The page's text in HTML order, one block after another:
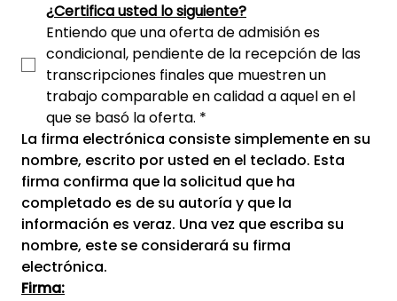
¿Certifica usted lo siguiente?
Entiendo que una oferta de admisión es
condicional, pendiente de la recepción de las
transcripciones finales que muestren un
trabajo comparable en calidad a aquel en el
que se basó la oferta. *
La firma electrónica consiste simplemente en su
nombre, escrito por usted en el teclado. Esta
firma confirma que la solicitud que ha
completado es de su autoría y que la
información es veraz. Una vez que escriba su
nombre, este se considerará su firma
electrónica.
Firma: